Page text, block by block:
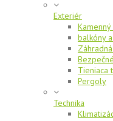
Exteriér
balkóny
Tieniaca
Pergoly
Technika